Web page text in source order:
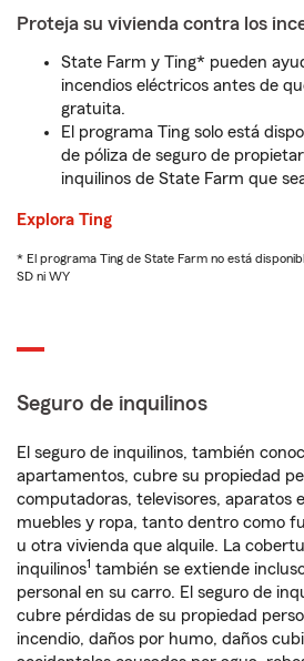
Proteja su vivienda contra los
State Farm y Ting* pueden
incendios eléctricos antes de
gratuita.
El programa Ting solo está
de póliza de seguro de
inquilinos de State Farm que
Explora Ting
* El programa Ting de State Farm no está
SD ni WY
Seguro de inquilinos
El seguro de inquilinos, también
apartamentos, cubre su propiedad
computadoras, televisores, aparatos
muebles y ropa, tanto dentro como
u otra vivienda que alquile. La
inquilinos1 también se extiende
personal en su carro. El seguro de
cubre pérdidas de su propiedad
incendio, daños por humo, daños